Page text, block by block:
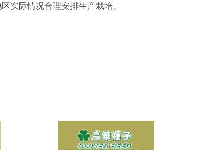
实际情况合理安排生产栽培。